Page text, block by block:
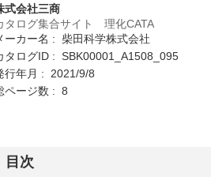
式会社三商
タログ集合サイト 理化CATA
ーカー名 : 柴田科学株式会社
タログID : SBK00001_A1508_095
行年月 : 2021/9/8
ページ数 : 8
目次